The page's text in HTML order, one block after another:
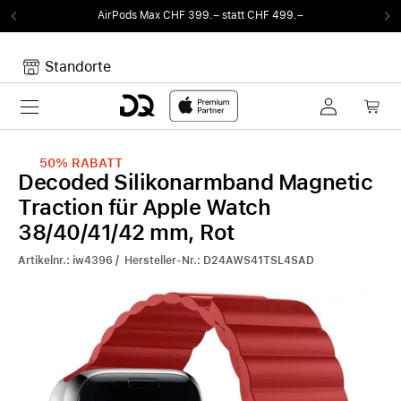
AirPods Max CHF 399.– statt CHF 499.–
Standorte
Toggle navigation
Noch keine Artikel im Warenkorb.
50% RABATT
Decoded Silikonarmband Magnetic
Traction für Apple Watch
38/40/41/42 mm, Rot
Artikelnr.: iw4396 / Hersteller-Nr.: D24AWS41TSL4SAD